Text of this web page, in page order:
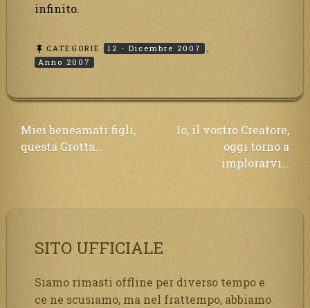
infinito.
CATEGORIE 12 - Dicembre 2007
,
Anno 2007
Navigazione
articoli
Miei beneamati figli,
questa Grotta…
Io, il vostro Creatore,
oggi torno a
implorarvi…
SITO UFFICIALE
Siamo rimasti offline per diverso tempo e
ce ne scusiamo, ma nel frattempo, abbiamo